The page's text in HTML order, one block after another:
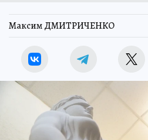
Максим ДМИТРИЧЕНКО